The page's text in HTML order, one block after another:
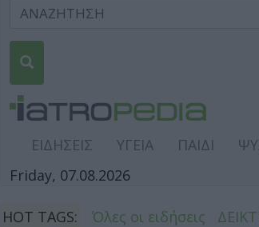
ΕΙΔΗΣΕΙΣ ΥΓΕΙΑ ΠΑΙΔΙ
Friday, 07.08.2026
HOT TAGS: Όλες οι ειδήσεις